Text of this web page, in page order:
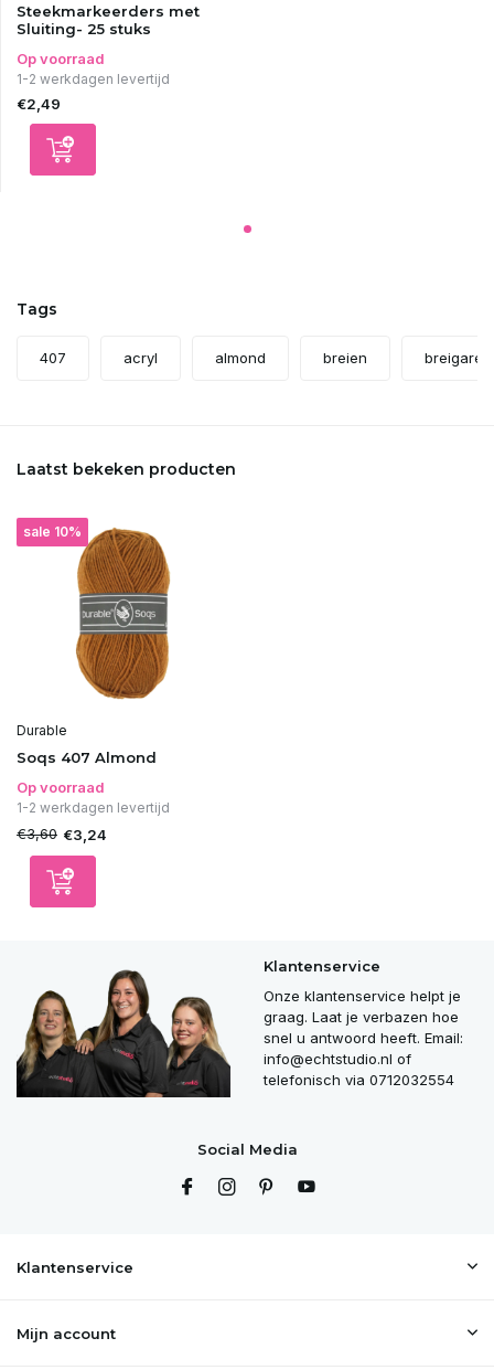
Steekmarkeerders met
Sluiting- 25 stuks
Op voorraad
1-2 werkdagen levertijd
€2,49
Tags
407 acryl almond breien breigaren
Laatst bekeken producten
sale 10%
Durable
Soqs 407 Almond
Op voorraad
1-2 werkdagen levertijd
€3,60 €3,24
Klantenservice
Onze klantenservice helpt je
graag. Laat je verbazen hoe
snel u antwoord heeft. Email:
info@echtstudio.nl of
telefonisch via 0712032554
Social Media
Klantenservice
Mijn account